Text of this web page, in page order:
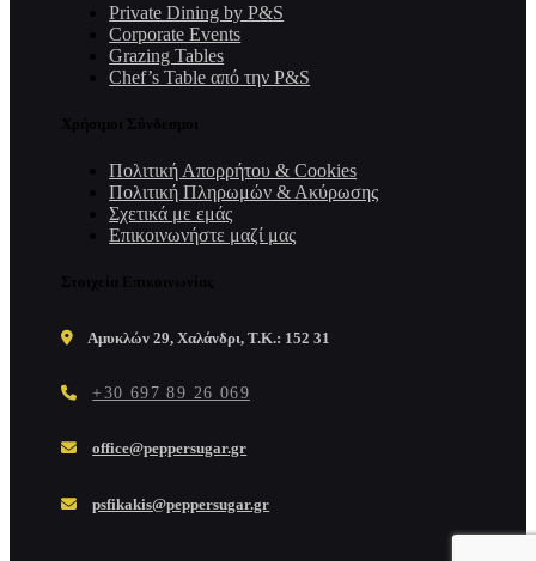
Private Dining by P&S
Corporate Events
Grazing Tables
Chef’s Table από την P&S
Πολιτική Απορρήτου & Cookies
Πολιτική Πληρωμών & Ακύρωσης
Σχετικά με εμάς
Επικοινωνήστε μαζί μας
Αμυκλών 29, Χαλάνδρι, Τ.Κ.: 152 31
+30 697 89 26 069
office@peppersugar.gr
psfikakis@peppersugar.gr